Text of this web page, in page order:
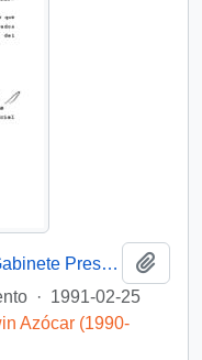
[Carta de respuesta del Jefe de Gabinete Presidencial al Diputado Víctor Arado]
· 1991-02-25
Azócar (1990-